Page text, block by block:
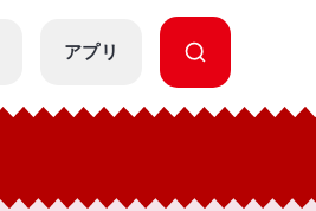
アプリ